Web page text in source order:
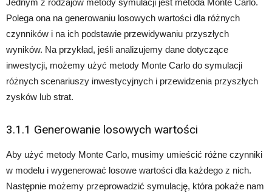
Jednym z rodzajów metody symulacji jest metoda Monte Carlo.
Polega ona na generowaniu losowych wartości dla różnych
czynników i na ich podstawie przewidywaniu przyszłych
wyników. Na przykład, jeśli analizujemy dane dotyczące
inwestycji, możemy użyć metody Monte Carlo do symulacji
różnych scenariuszy inwestycyjnych i przewidzenia przyszłych
zysków lub strat.
3.1.1 Generowanie losowych wartości
Aby użyć metody Monte Carlo, musimy umieścić różne czynniki
w modelu i wygenerować losowe wartości dla każdego z nich.
Następnie możemy przeprowadzić symulację, która pokaże nam